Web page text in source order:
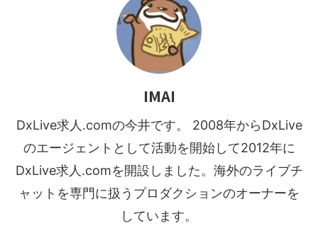
IMAI
DxLive求人.comの今井です。 2008年からDxLive
のエージェントとして活動を開始して2012年に
DxLive求人.comを開設しました。海外のライブチ
ャットを専門に扱うプロダクションのオーナーを
しています。